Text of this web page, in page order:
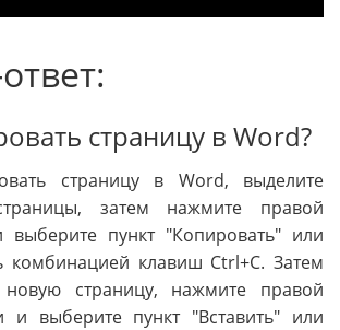
страницу в Word?
страницу в Word, выделите
затем нажмите правой
пункт "Копировать" или
комбинацией клавиш Ctrl+C. Затем
страницу, нажмите правой
выберите пункт "Вставить" или